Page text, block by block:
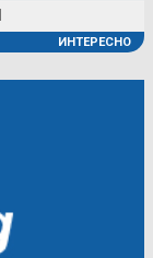
ИНТЕРЕСНО